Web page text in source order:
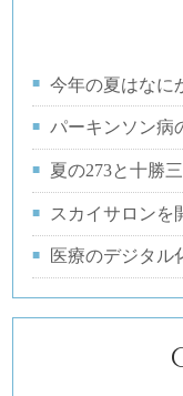
今年の夏はなに
パーキンソン病
夏の273と十勝
スカイサロンを
医療のデジタ